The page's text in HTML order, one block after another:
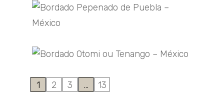
1 2 3 … 13